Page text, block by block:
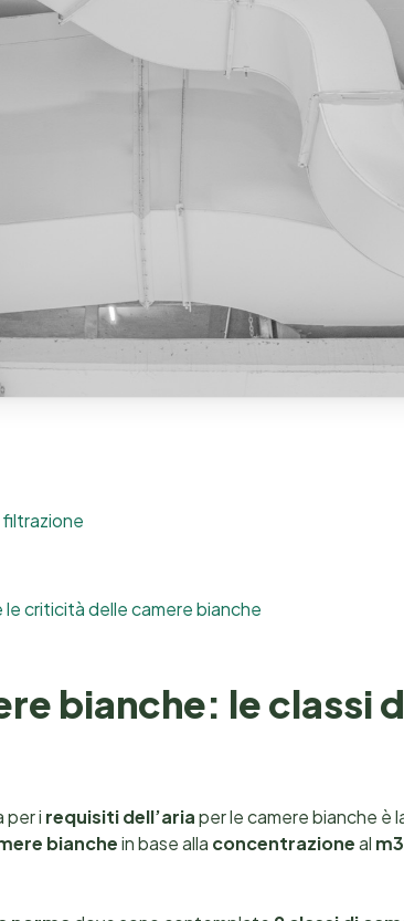
filtrazione
criticità delle camere bianche
bianche: le classi
per i requisiti dell’ariaper le camere bianche è
bianchein base alla concentrazioneal m3